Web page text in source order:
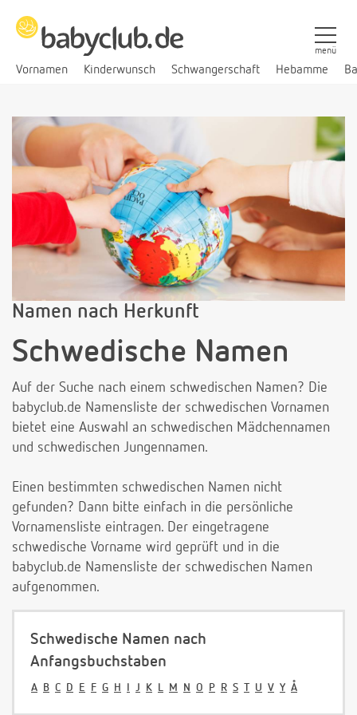
Vornamen Kinderwunsch Schwangerschaft Hebamme
menü
Namen nach Herkunft
Schwedische Namen
Auf der Suche nach einem schwedischen Namen? Die
babyclub.de Namensliste der schwedischen Vornamen
bietet eine Auswahl an schwedischen Mädchennamen
und schwedischen Jungennamen.
Einen bestimmten schwedischen Namen nicht
gefunden? Dann bitte einfach in die persönliche
Vornamensliste eintragen. Der eingetragene
schwedische Vorname wird geprüft und in die
babyclub.de Namensliste der schwedischen Namen
aufgenommen.
Schwedische Namen nach
Anfangsbuchstaben
A B C D E F G H I J K L M N O P R S T U V Y Å